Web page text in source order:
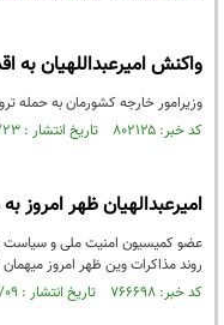
واکنش امیرعبداللهیان به
وزیرامور خارجه کشورمان به حمله
کد خبر: ۸۰۲۱۲۵ تاریخ انتشار : ۱۴۰۱/۰۸/۲۳
امیرعبدالهیان ظهر
عضو کمیسیون امنیت ملی و سیاست
روند مذاکرات وین ظهر امروز
کد خبر: ۷۶۶۶۹۸ تاریخ انتشار : ۱۴۰۰/۱۲/۰۹